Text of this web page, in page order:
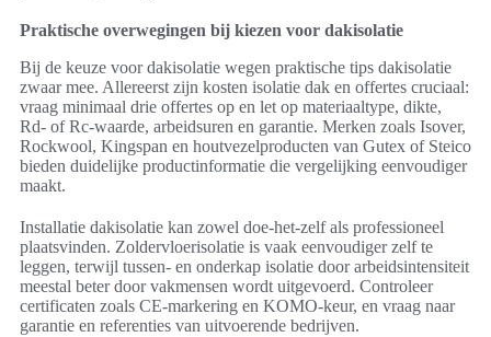
Praktische overwegingen bij kiezen voor dakisolatie
Bij de keuze voor dakisolatie wegen praktische tips dakisolatie
zwaar mee. Allereerst zijn kosten isolatie dak en offertes cruciaal:
vraag minimaal drie offertes op en let op materiaaltype, dikte,
Rd- of Rc-waarde, arbeidsuren en garantie. Merken zoals Isover,
Rockwool, Kingspan en houtvezelproducten van Gutex of Steico
bieden duidelijke productinformatie die vergelijking eenvoudiger
maakt.
Installatie dakisolatie kan zowel doe-het-zelf als professioneel
plaatsvinden. Zoldervloerisolatie is vaak eenvoudiger zelf te
leggen, terwijl tussen- en onderkap isolatie door arbeidsintensiteit
meestal beter door vakmensen wordt uitgevoerd. Controleer
certificaten zoals CE-markering en KOMO-keur, en vraag naar
garantie en referenties van uitvoerende bedrijven.